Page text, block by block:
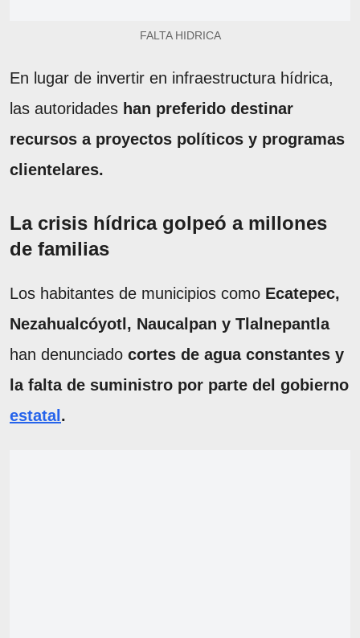
FALTA HIDRICA
En lugar de invertir en infraestructura hídrica,
las autoridades han preferido destinar
recursos a proyectos políticos y programas
clientelares.
La crisis hídrica golpeó a millones
de familias
Los habitantes de municipios como Ecatepec,
Nezahualcóyotl, Naucalpan y Tlalnepantla
han denunciado cortes de agua constantes y
la falta de suministro por parte del gobierno
estatal .